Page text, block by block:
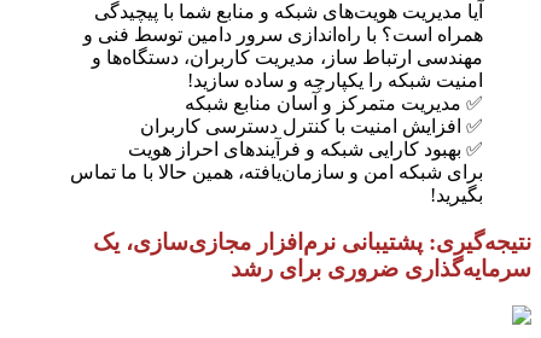
آیا مدیریت هویت‌های شبکه و منابع شما با پیچیدگی
همراه است؟ با راه‌اندازی سرور دامین توسط فنی و
مهندسی ارتباط ساز، مدیریت کاربران، دستگاه‌ها و
امنیت شبکه را یکپارچه و ساده سازید!
✅ مدیریت متمرکز و آسان منابع شبکه
✅ افزایش امنیت با کنترل دسترسی کاربران
✅ بهبود کارایی شبکه و فرآیندهای احراز هویت
برای شبکه امن و سازمان‌یافته، همین حالا با ما تماس
بگیرید!
نتیجه‌گیری: پشتیبانی نرم‌افزار مجازی‌سازی، یک
سرمایه‌گذاری ضروری برای رشد